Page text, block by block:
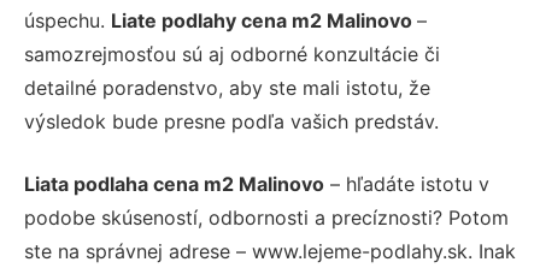
úspechu. Liate podlahy cena m2 Malinovo –
samozrejmosťou sú aj odborné konzultácie či
detailné poradenstvo, aby ste mali istotu, že
výsledok bude presne podľa vašich predstáv.
Liata podlaha cena m2 Malinovo – hľadáte istotu v
podobe skúseností, odbornosti a precíznosti? Potom
ste na správnej adrese – www.lejeme-podlahy.sk. Inak